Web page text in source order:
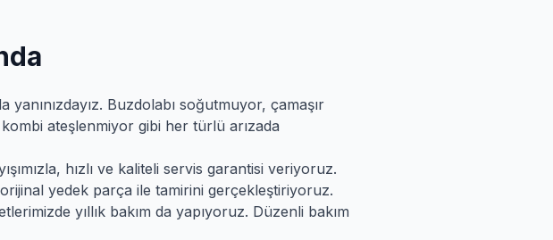
yanınızdayız. Buzdolabı soğutmuyor, çamaşır
kombi ateşlenmiyor gibi her türlü arızada
hızlı ve kaliteli servis garantisi veriyoruz.
orijinal yedek parça ile tamirini gerçekleştiriyoruz.
yıllık bakım da yapıyoruz. Düzenli bakım